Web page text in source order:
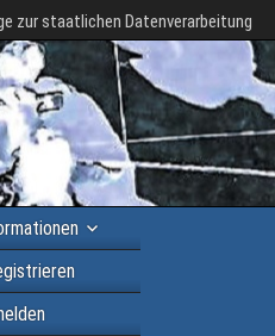
zur staatlichen Datenverarbeitung